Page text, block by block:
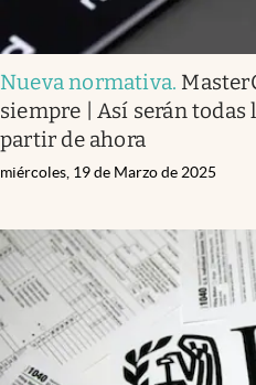
Nueva normativa.
siempre | Así serán todas
partir de ahora
miércoles, 19 de Marzo de 2025